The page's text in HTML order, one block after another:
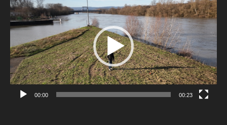
Player
00:00 00:23